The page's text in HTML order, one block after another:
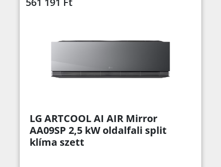
LG ARTCOOL AI AIR Mirror
AA09SP 2,5 kW oldalfali split
klíma szett